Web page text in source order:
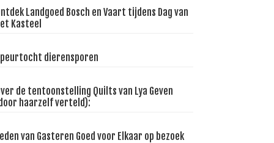
Landgoed Bosch en Vaart tijdens Dag van
Kasteel
dierensporen
de tentoonstelling Quilts van Lya Geven
haarzelf verteld):
van Gasteren Goed voor Elkaar op bezoek